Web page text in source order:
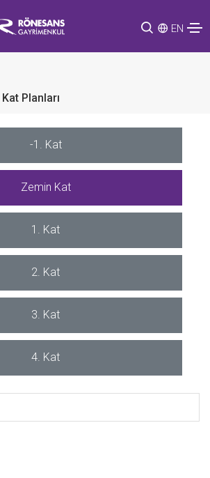
EN
Kat Planları
-1. Kat
Zemin Kat
1. Kat
2. Kat
3. Kat
4. Kat